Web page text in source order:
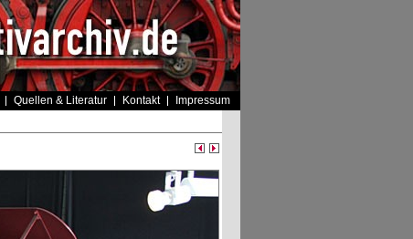
Quellen & Literatur Kontakt Impressum